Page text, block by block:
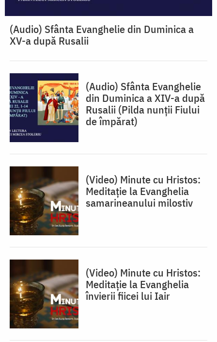
(Audio) Sfânta Evanghelie din Duminica a
XV-a după Rusalii
(Audio) Sfânta Evanghelie
din Duminica a XIV-a după
Rusalii (Pilda nunții Fiului
de împărat)
(Video) Minute cu Hristos:
Meditație la Evanghelia
samarineanului milostiv
(Video) Minute cu Hristos:
Meditație la Evanghelia
învierii fiicei lui Iair